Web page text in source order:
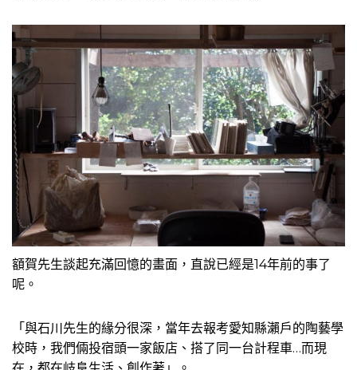
額賀先生談起充滿回憶的畫面，直說已經是14年前的事了
呢。
「與石川先生的緣分很深，當年去報考愛知縣瀨戶的陶藝學
校時，我們倆投宿頭一家飯店、搭了同一台計程車…而現